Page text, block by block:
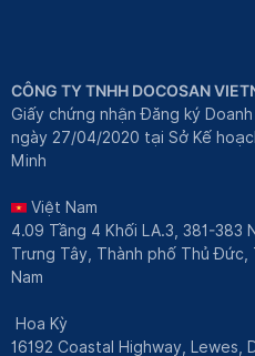
CÔNG TY TNHH DOCOSAN
Giấy chứng nhận Đăng ký
ngày 27/04/2020 tại Sở Kế
Minh
Việt Nam
4.09 Tầng 4 Khối LA.3, 381-383
Trưng Tây, Thành phố Thủ Đức,
Nam
Hoa Kỳ
16192 Coastal Highway, Lewes,